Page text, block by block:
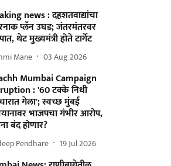
news : दहशतवाद्यांचा
प्लॅन उघड; जंतरमंतरवर
थेट मुख्यमंत्री होते टार्गेट
Mane 03 Aug 2026
Mumbai Campaign
: '60 टक्के निधी
गेला'; स्वच्छ मुंबई
भाजपचा गंभीर आरोप,
बंद होणार?
Pendhare 19 Jul 2026